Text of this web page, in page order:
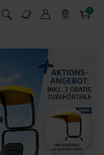
Suchfeld einblenden
Markt-Angebote 0
Artikel